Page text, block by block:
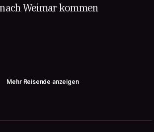
Weimar kommen
Mehr Reisende anzeigen